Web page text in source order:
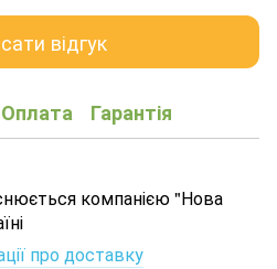
відгук
Оплата Гарантія
компанією "Нова
про доставку